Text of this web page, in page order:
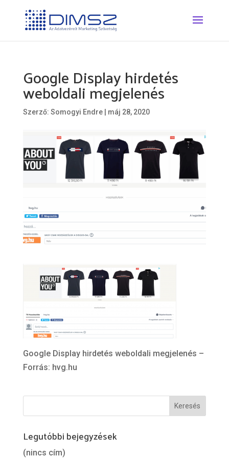
Google Display hirdetés
weboldali megjelenés
Szerző: Somogyi Endre| máj 28, 2020
Google Display hirdetés weboldali megjelenés –
Forrás: hvg.hu
Legutóbbi bejegyzések
(nincs cím)